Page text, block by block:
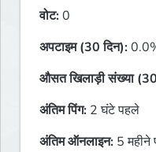
वोट:0
अपटाइम (30 दिन):
औसत खिलाड़ी संख्या
अंतिम पिंग: 2 घंटे पहले
अंतिम ऑनलाइन: 5 महीने